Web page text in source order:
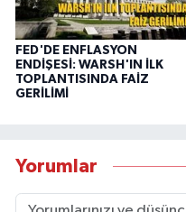
FED'DE ENFLASYON
ENDİŞESİ: WARSH'IN İLK
TOPLANTISINDA FAİZ
GERİLİMİ
Yorumlar